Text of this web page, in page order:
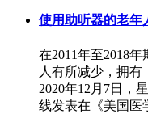
使用助听器的老年
在2011年至2018
人有所减少，拥
2020年12月7日，
线发表在《美国医